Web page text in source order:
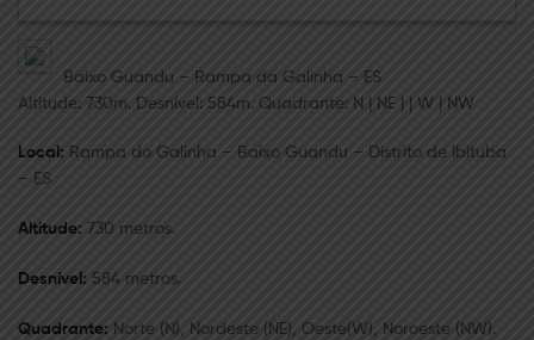
Baixo Guandu – Rampa da Galinha – ES
Altitude: 730m. Desnível: 584m. Quadrante: N | NE | | W | NW
Local: Rampa do Galinha – Baixo Guandu – Distrito de Ibituba
– ES
Altitude: 730 metros.
Desnível: 584 metros.
Quadrante: Norte (N), Nordeste (NE), Oeste(W), Noroeste (NW).